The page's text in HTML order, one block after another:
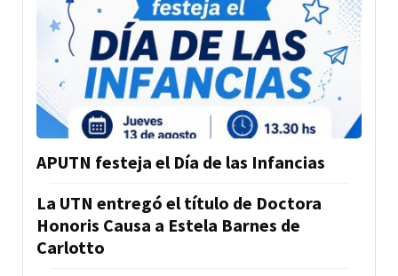
APUTN festeja el Día de las Infancias
La UTN entregó el título de Doctora
Honoris Causa a Estela Barnes de
Carlotto